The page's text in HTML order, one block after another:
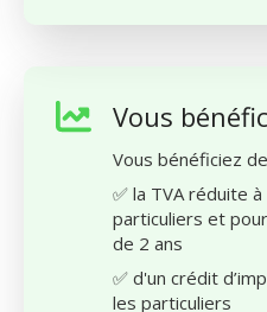
Vous
Vous bénéficiez
✅ la TVA réduite
particuliers et
de 2 ans
✅ d'un crédit
les particuliers